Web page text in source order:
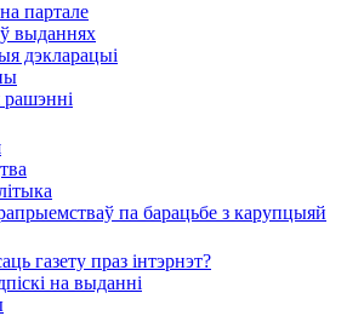
партале
выданнях
дэкларацыі
па барацьбе з карупцыяй
газету праз інтэрнэт?
на выданні